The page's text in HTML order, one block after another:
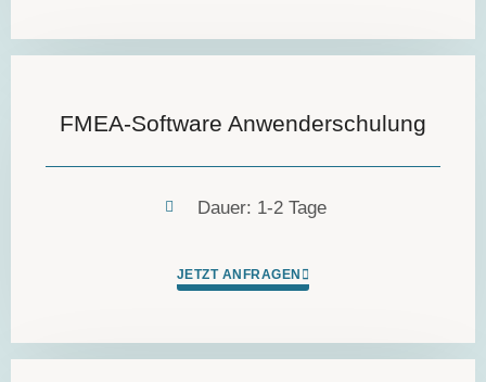
FMEA-Software Anwenderschulung
Dauer: 1-2 Tage
JETZT ANFRAGEN